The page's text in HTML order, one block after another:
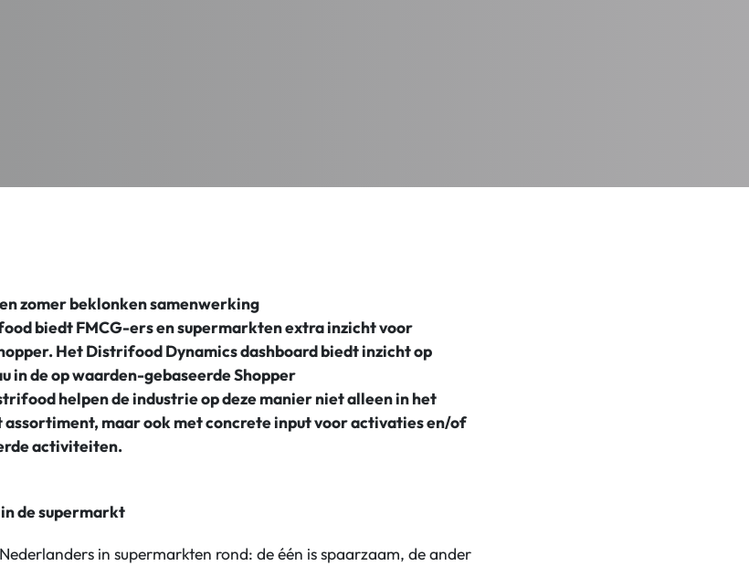
zomer beklonken samenwerking
biedt FMCG-ers en supermarkten extra inzicht voor
Het Distrifood Dynamics dashboard biedt inzicht op
in de op waarden-gebaseerde Shopper
helpen de industrie op deze manier niet alleen in het
maar ook met concrete input voor activaties en/of
activiteiten.
de supermarkt
in supermarkten rond: de één is spaarzaam, de ander